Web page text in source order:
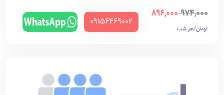
974,000
896,000
تومان/هر شب
‪09156469002‬